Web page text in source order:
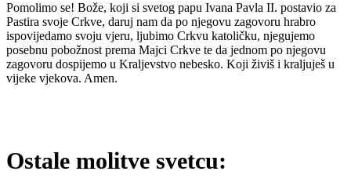
Pomolimo se! Bože, koji si svetog papu Ivana Pavla II. postavio za
Pastira svoje Crkve, daruj nam da po njegovu zagovoru hrabro
ispovijedamo svoju vjeru, ljubimo Crkvu katoličku, njegujemo
posebnu pobožnost prema Majci Crkve te da jednom po njegovu
zagovoru dospijemo u Kraljevstvo nebesko. Koji živiš i kraljuješ u
vijeke vjekova. Amen.
Ostale molitve svetcu: